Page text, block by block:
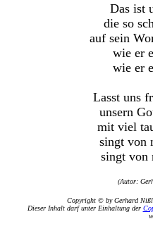
Das ist
die so
auf sein
wie er
wie er
Lasst uns
unsern
mit viel
singt von
singt von
(Autor:
Copyright © by Gerhard
Dieser Inhalt darf unter Einhaltung der